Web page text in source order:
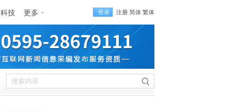
科技 更多 登录 注册 简体 繁体